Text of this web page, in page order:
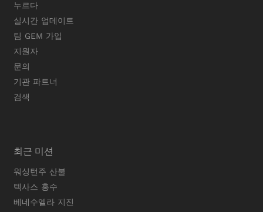
누르다
실시간 업데이트
팀 GEM 가입
지원자
문의
기관 파트너
검색
최근 미션
워싱턴주 산불
텍사스 홍수
베네수엘라 지진